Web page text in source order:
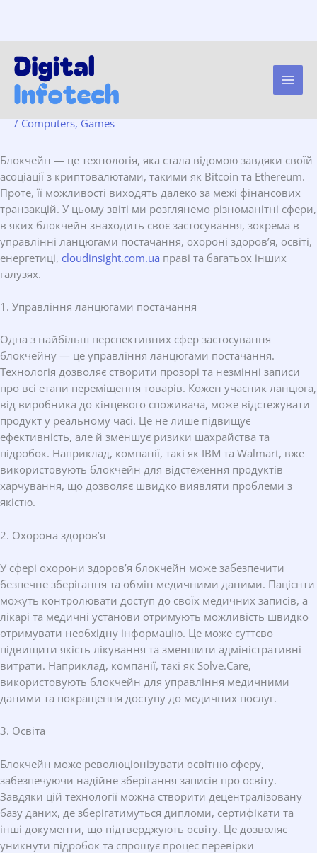
content
Блокчейн поза
криптовалютами: де ще
застосовується ця технологія
/Computers, Games
Блокчейн — це технологія, яка стала відомою завдяки своїй
асоціації з криптовалютами, такими як Bitcoin та Ethereum.
Проте, її можливості виходять далеко за межі фінансових
транзакцій. У цьому звіті ми розглянемо різноманітні сфери,
в яких блокчейн знаходить своє застосування, зокрема в
управлінні ланцюгами постачання, охороні здоров’я, освіті,
енергетиці, cloudinsight.com.ua праві та багатьох інших
галузях.
1. Управління ланцюгами постачання
Одна з найбільш перспективних сфер застосування
блокчейну — це управління ланцюгами постачання.
Технологія дозволяє створити прозорі та незмінні записи
про всі етапи переміщення товарів. Кожен учасник ланцюга,
від виробника до кінцевого споживача, може відстежувати
продукт у реальному часі. Це не лише підвищує
ефективність, але й зменшує ризики шахрайства та
підробок. Наприклад, компанії, такі як IBM та Walmart, вже
використовують блокчейн для відстеження продуктів
харчування, що дозволяє швидко виявляти проблеми з
якістю.
2. Охорона здоров’я
У сфері охорони здоров’я блокчейн може забезпечити
безпечне зберігання та обмін медичними даними. Пацієнти
можуть контролювати доступ до своїх медичних записів, а
лікарі та медичні установи отримують можливість швидко
отримувати необхідну інформацію. Це може суттєво
підвищити якість лікування та зменшити адміністративні
витрати. Наприклад, компанії, такі як Solve.Care,
використовують блокчейн для управління медичними
даними та покращення доступу до медичних послуг.
3. Освіта
Блокчейн може революціонізувати освітню сферу,
забезпечуючи надійне зберігання записів про освіту.
Завдяки цій технології можна створити децентралізовану
базу даних, де зберігатимуться дипломи, сертифікати та
інші документи, що підтверджують освіту. Це дозволяє
уникнути підробок та спрощує процес перевірки